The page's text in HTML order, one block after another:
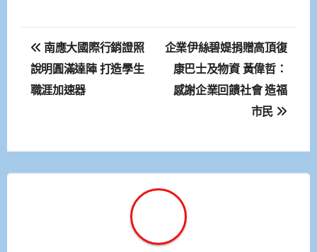
文
章
導
南應大國際行銷證照
說明圓滿達陣 打造學生
職涯加速器
企業伊絲碧媞捐贈高頂復
康巴士及物資 黃偉哲：
感謝企業回饋社會 造福
市民